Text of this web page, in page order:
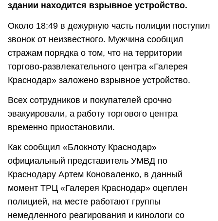
здании находится взрывное устройство.
Около 18:49 в дежурную часть полиции поступил
звонок от неизвестного. Мужчина сообщил
стражам порядка о том, что на территории
торгово-развлекательного центра «Галерея
Краснодар» заложено взрывное устройство.
Всех сотрудников и покупателей срочно
эвакуировали, а работу торгового центра
временно приостановили.
Как сообщил «Блокноту Краснодар»
официальный представитель УМВД по
Краснодару Артем Коноваленко, в данный
момент ТРЦ «Галерея Краснодар» оцеплен
полицией, на месте работают группы
немедленного реагирования и кинологи со